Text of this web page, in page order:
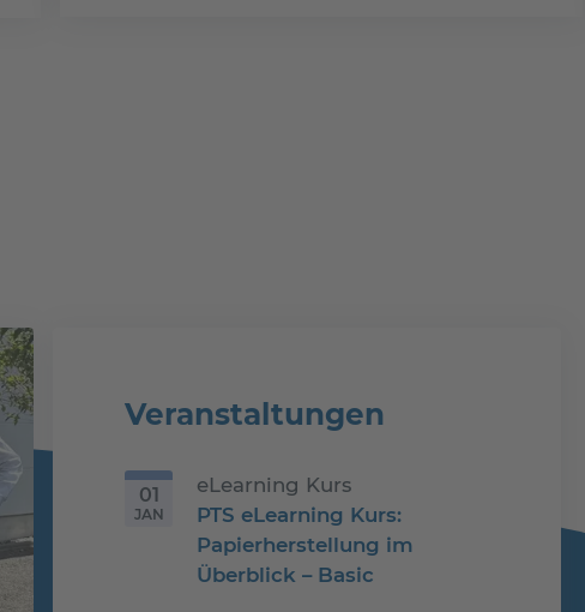
Veranstaltungen
01
JAN
01.01.2026
eLearning Kurs
PTS eLearning Kurs:
Papierherstellung im
Überblick – Basic